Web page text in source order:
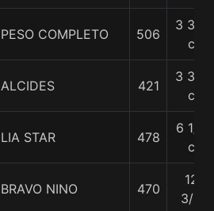
PESO COMPLETO 506
3 3/4
c
ALCIDES 421
3 3/4
c
LIA STAR 478
6 1/2
c
BRAVO NINO 470
12
3/4